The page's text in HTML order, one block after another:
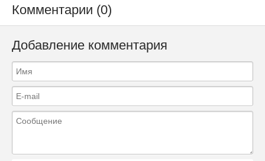
Комментарии (0)
Добавление комментария